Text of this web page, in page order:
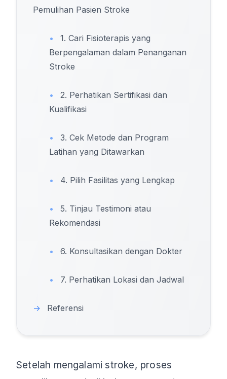
Pemulihan Pasien Stroke
•
1. Cari Fisioterapis yang
Berpengalaman dalam Penanganan
Stroke
•
2. Perhatikan Sertifikasi dan
Kualifikasi
•
3. Cek Metode dan Program
Latihan yang Ditawarkan
• 4. Pilih Fasilitas yang Lengkap
•
5. Tinjau Testimoni atau
Rekomendasi
• 6. Konsultasikan dengan Dokter
• 7. Perhatikan Lokasi dan Jadwal
→ Referensi
Setelah mengalami stroke, proses